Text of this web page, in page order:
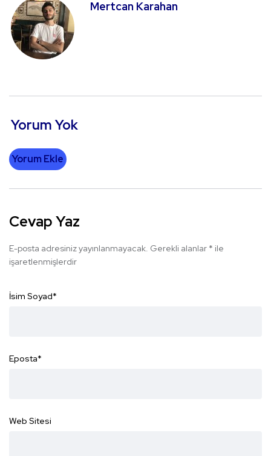
Mertcan Karahan
Yorum Yok
Yorum Ekle
Cevap Yaz
E-posta adresiniz yayınlanmayacak. Gerekli alanlar * ile
işaretlenmişlerdir
İsim Soyad*
Eposta*
Web Sitesi